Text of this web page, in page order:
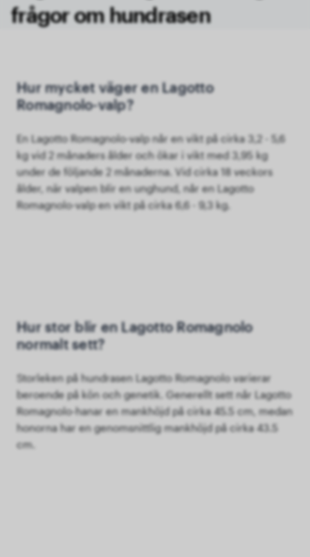
frågor om hundrasen
Hur mycket väger en Lagotto
Romagnolo-valp?
En Lagotto Romagnolo-valp når en vikt på cirka 3,2 - 5,6
kg vid 2 månaders ålder och ökar i vikt med 3,95 kg
under de följande 2 månaderna. Vid cirka 18 veckors
ålder, när valpen blir en unghund, når en Lagotto
Romagnolo-valp en vikt på cirka 6,6 - 9,3 kg.
Hur stor blir en Lagotto Romagnolo
normalt sett?
Storleken på hundrasen Lagotto Romagnolo varierar
beroende på kön och genetik. Generellt sett når Lagotto
Romagnolo-hanar en mankhöjd på cirka 45.5 cm, medan
honorna har en genomsnittlig mankhöjd på cirka 43.5
cm.